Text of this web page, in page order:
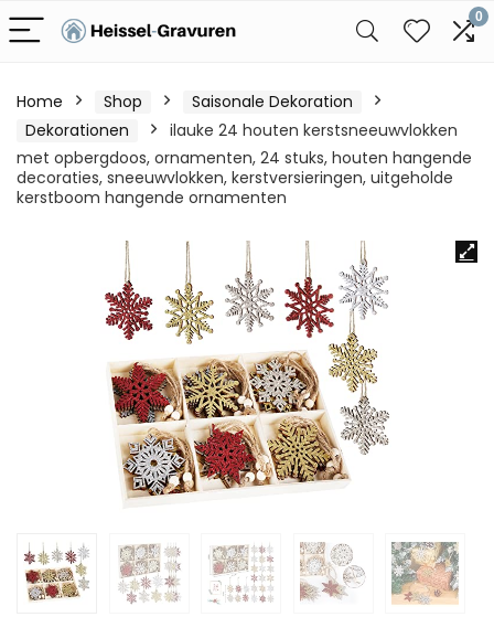
0
Home Shop
Saisonale Dekoration
Dekorationen
ilauke 24 houten kerstsneeuwvlokken
met opbergdoos, ornamenten, 24 stuks, houten hangende
decoraties, sneeuwvlokken, kerstversieringen, uitgeholde
kerstboom hangende ornamenten